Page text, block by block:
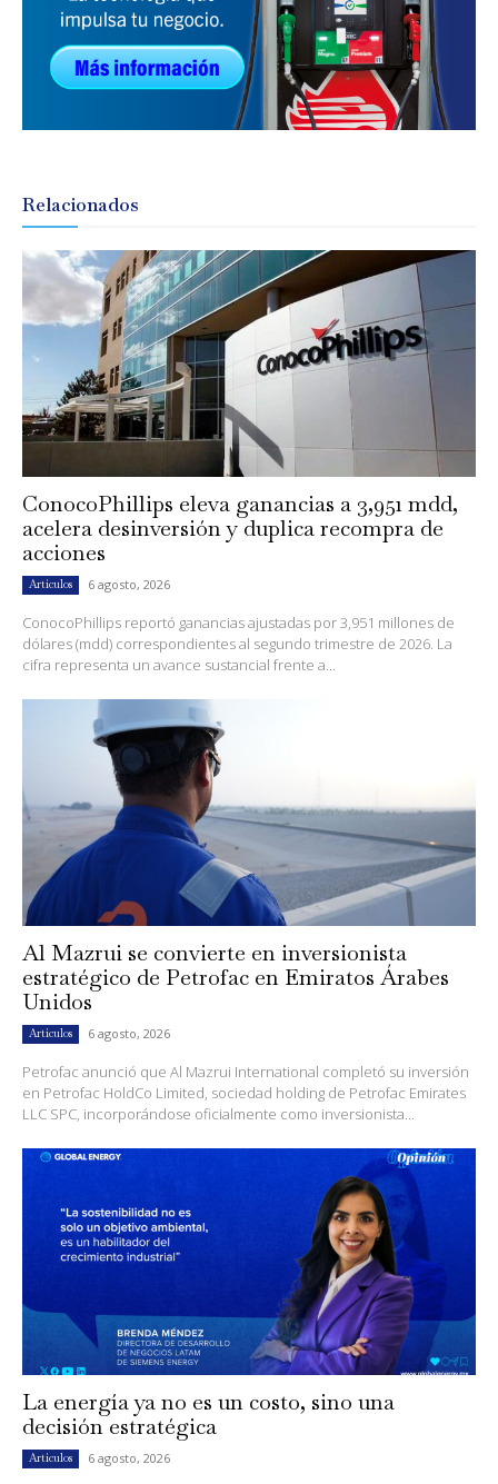
Relacionados
ConocoPhillips eleva ganancias a 3,951 mdd,
acelera desinversión y duplica recompra de
acciones
Artículos 6 agosto, 2026
ConocoPhillips reportó ganancias ajustadas por 3,951 millones de
dólares (mdd) correspondientes al segundo trimestre de 2026. La
cifra representa un avance sustancial frente a...
Al Mazrui se convierte en inversionista
estratégico de Petrofac en Emiratos Árabes
Unidos
Artículos 6 agosto, 2026
Petrofac anunció que Al Mazrui International completó su inversión
en Petrofac HoldCo Limited, sociedad holding de Petrofac Emirates
LLC SPC, incorporándose oficialmente como inversionista...
La energía ya no es un costo, sino una
decisión estratégica
Artículos 6 agosto, 2026